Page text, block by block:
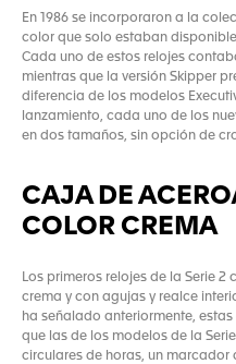
En 1986 se incorporaron a la
color que solo estaban
Cada uno de estos relojes
mientras que la versión Skipper
diferencia de los modelos
lanzamiento, cada uno de los
en dos tamaños, sin opción de
CAJA DE
COLOR CREMA
Los primeros relojes de la Serie
crema y con agujas y realce
ha señalado anteriormente,
que las de los modelos de la
circulares de horas, un marcador